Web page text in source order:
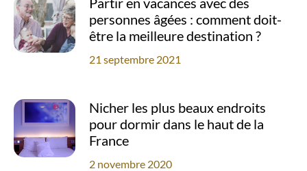
personnes âgées : comment doit-
être la meilleure destination ?
21 septembre 2021
Nicher les plus beaux endroits
pour dormir dans le haut de la
France
2 novembre 2020